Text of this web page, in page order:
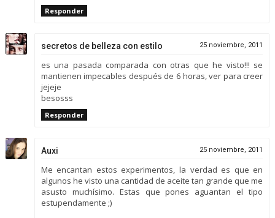
Responder
secretos de belleza con estilo 25 noviembre, 2011
es una pasada comparada con otras que he visto!!! se
mantienen impecables después de 6 horas, ver para creer
jejeje
besosss
Responder
Auxi 25 noviembre, 2011
Me encantan estos experimentos, la verdad es que en
algunos he visto una cantidad de aceite tan grande que me
asusto muchísimo. Estas que pones aguantan el tipo
estupendamente ;)